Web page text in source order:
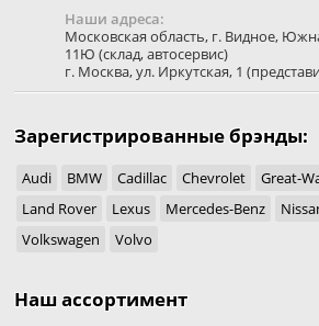
Наши адреса:
Московская область, г. Видное,
11Ю (склад, автосервис)
г. Москва,ул. Иркутская, 1
Зарегистрированные брэнды:
Audi BMW Cadillac Chevrolet Great-
Land Rover
Lexus Mercedes-Benz
Volkswagen
Volvo
Наш ассортимент